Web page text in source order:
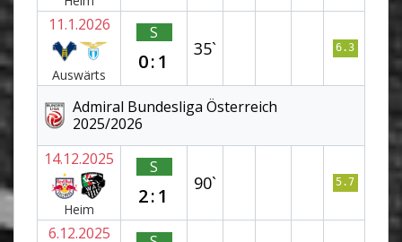
11.1.2026
Auswärts
S
0:1
35` 6.3
Admiral Bundesliga Österreich
2025/2026
14.12.2025
Heim
S
2:1
90` 5.7
6.12.2025